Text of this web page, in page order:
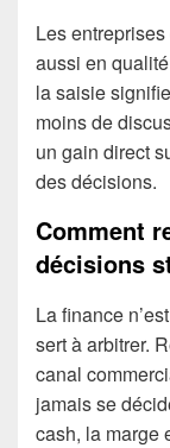
Les
aussi en
la saisie
moins de
un gain direct
des décisions.
Comment
décisions
La finance
sert à arbitrer.
canal
jamais se
cash, la marge